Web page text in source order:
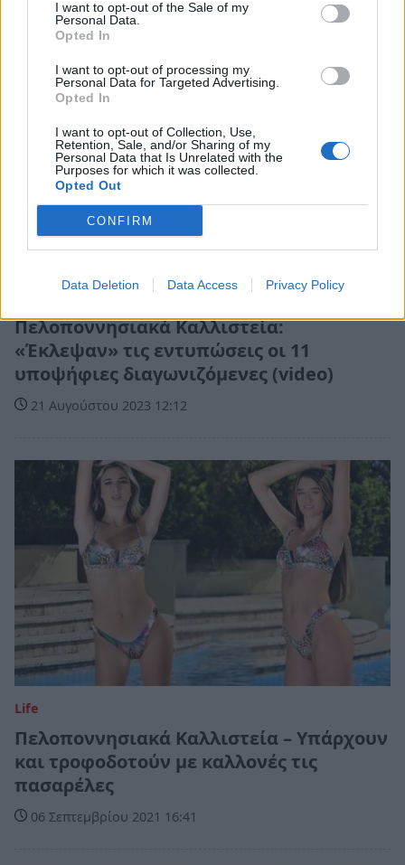
I want to opt-out of the Sale of my
Personal Data.
Opted In
I want to opt-out of processing my
Personal Data for Targeted Advertising.
Opted In
I want to opt-out of Collection, Use,
Retention, Sale, and/or Sharing of my
Personal Data that Is Unrelated with the
Purposes for which it was collected.
Opted Out
CONFIRM
Data Deletion Data Access Privacy Policy
Πελοποννησιακά Καλλιστεία:
«Έκλεψαν» τις εντυπώσεις οι 11
υποψήφιες διαγωνιζόμενες (video)
21 Αυγούστου 2023 12:12
Life
Πελοποννησιακά Καλλιστεία – Yπάρχουν
και τροφοδοτούν με καλλονές τις
πασαρέλες
06 Σεπτεμβρίου 2021 16:41